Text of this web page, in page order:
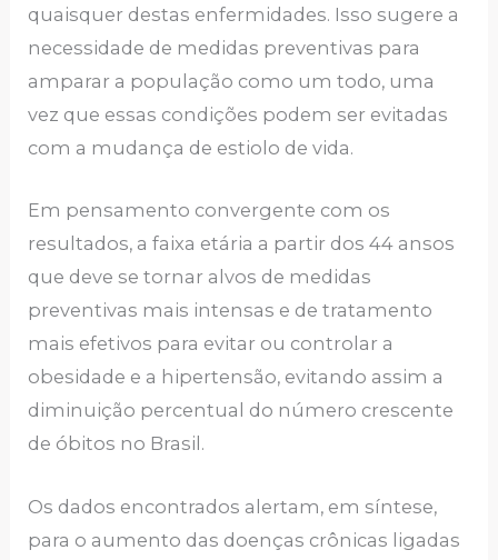
quaisquer destas enfermidades. Isso sugere a
necessidade de medidas preventivas para
amparar a população como um todo, uma
vez que essas condições podem ser evitadas
com a mudança de estiolo de vida.
Em pensamento convergente com os
resultados, a faixa etária a partir dos 44 ansos
que deve se tornar alvos de medidas
preventivas mais intensas e de tratamento
mais efetivos para evitar ou controlar a
obesidade e a hipertensão, evitando assim a
diminuição percentual do número crescente
de óbitos no Brasil.
Os dados encontrados alertam, em síntese,
para o aumento das doenças crônicas ligadas